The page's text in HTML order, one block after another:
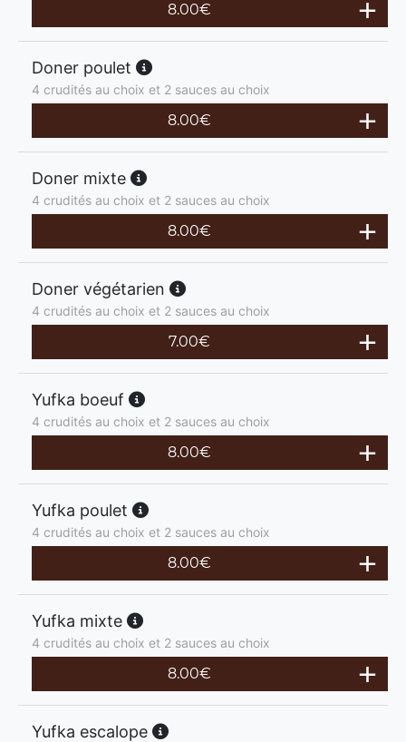
8.00€
Doner poulet
4 crudités au choix et 2 sauces au choix
8.00€
Doner mixte
4 crudités au choix et 2 sauces au choix
8.00€
Doner végétarien
4 crudités au choix et 2 sauces au choix
7.00€
Yufka boeuf
4 crudités au choix et 2 sauces au choix
8.00€
Yufka poulet
4 crudités au choix et 2 sauces au choix
8.00€
Yufka mixte
4 crudités au choix et 2 sauces au choix
8.00€
Yufka escalope